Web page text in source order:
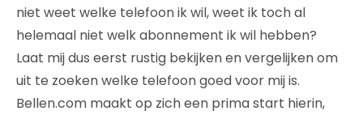
niet weet welke telefoon ik wil, weet ik toch al
helemaal niet welk abonnement ik wil hebben?
Laat mij dus eerst rustig bekijken en vergelijken om
uit te zoeken welke telefoon goed voor mij is.
Bellen.com maakt op zich een prima start hierin,